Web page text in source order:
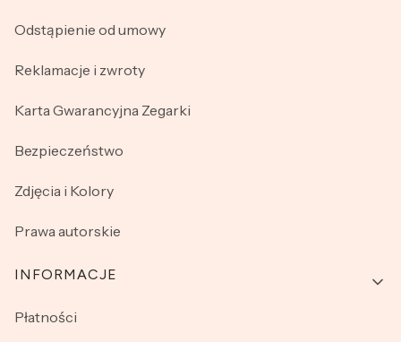
Odstąpienie od umowy
Reklamacje i zwroty
Karta Gwarancyjna Zegarki
Bezpieczeństwo
Zdjęcia i Kolory
Prawa autorskie
INFORMACJE
Płatności